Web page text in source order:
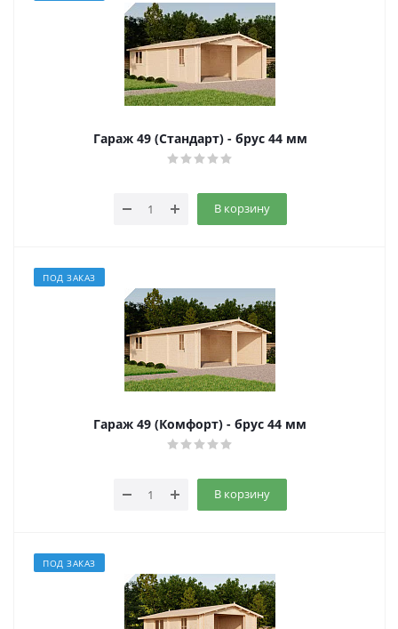
Гараж 49 (Стандарт) - брус 44 мм
В корзину
ПОД ЗАКАЗ
Гараж 49 (Комфорт) - брус 44 мм
В корзину
ПОД ЗАКАЗ